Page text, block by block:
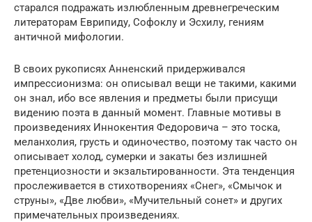
старался подражать излюбленным древнегреческим
литераторам Еврипиду, Софоклу и Эсхилу, гениям
античной мифологии.
В своих рукописях Анненский придерживался
импрессионизма: он описывал вещи не такими, какими
он знал, ибо все явления и предметы были присущи
видению поэта в данный момент. Главные мотивы в
произведениях Иннокентия Федоровича – это тоска,
меланхолия, грусть и одиночество, поэтому так часто он
описывает холод, сумерки и закаты без излишней
претенциозности и экзальтированности. Эта тенденция
прослеживается в стихотворениях «Снег», «Смычок и
струны», «Две любви», «Мучительный сонет» и других
примечательных произведениях.